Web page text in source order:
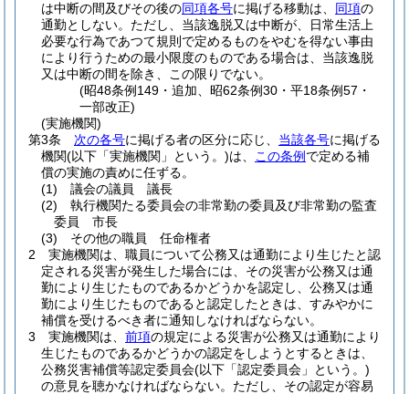
は中断の間及びその後の同項各号に掲げる移動は、 同項の
通勤としない。 ただし、当該逸脱又は中断が、日常生活上
必要な行為であつて規則で定めるものをやむを得ない事由
により行うための最小限度のものである場合は、当該逸脱
又は中断の間を除き、この限りでない。
(昭48条例149・追加、昭62条例30・平18条例57・
一部改正)
(実施機関)
第3条
次の各号に掲げる者の区分に応じ、 当該各号に掲げる
機関(以下「実施機関」という。)は、 この条例 で定める補
償の実施の責めに任ずる。
(1)
議会の議員 議長
(2)
執行機関たる委員会の非常勤の委員及び非常勤の監査
委員 市長
(3)
その他の職員 任命権者
2
実施機関は、職員について公務又は通勤により生じたと認
定される災害が発生した場合には、その災害が公務又は通
勤により生じたものであるかどうかを認定し、公務又は通
勤により生じたものであると認定したときは、すみやかに
補償を受けるべき者に通知しなければならない。
3
実施機関は、 前項の規定による災害が公務又は通勤により
生じたものであるかどうかの認定をしようとするときは、
公務災害補償等認定委員会(以下「認定委員会」という。)
の意見を聴かなければならない。 ただし、その認定が容易